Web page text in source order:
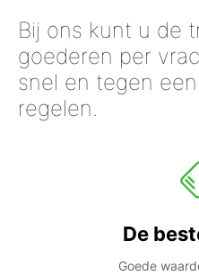
Bij ons kunt u de
goederen per
snel en tegen
regelen.
De
Goede